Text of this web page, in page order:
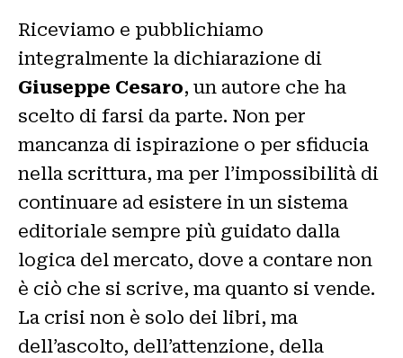
Riceviamo e pubblichiamo
integralmente la dichiarazione di
Giuseppe Cesaro, un autore che ha
scelto di farsi da parte. Non per
mancanza di ispirazione o per sfiducia
nella scrittura, ma per l’impossibilità di
continuare ad esistere in un sistema
editoriale sempre più guidato dalla
logica del mercato, dove a contare non
è ciò che si scrive, ma quanto si vende.
La crisi non è solo dei libri, ma
dell’ascolto, dell’attenzione, della